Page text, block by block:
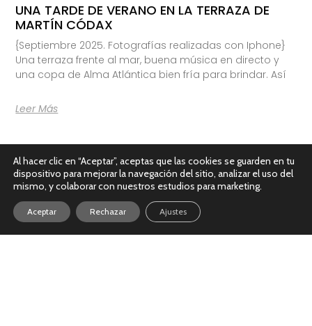
UNA TARDE DE VERANO EN LA TERRAZA DE
MARTÍN CÓDAX
{Septiembre 2025. Fotografías realizadas con Iphone}
Una terraza frente al mar, buena música en directo y
una copa de Alma Atlántica bien fría para brindar. Así
Leer Más
Al hacer clic en “Aceptar”, aceptas que las cookies se guarden en tu
dispositivo para mejorar la navegación del sitio, analizar el uso del
mismo, y colaborar con nuestros estudios para marketing.
Aceptar Rechazar Ajustes